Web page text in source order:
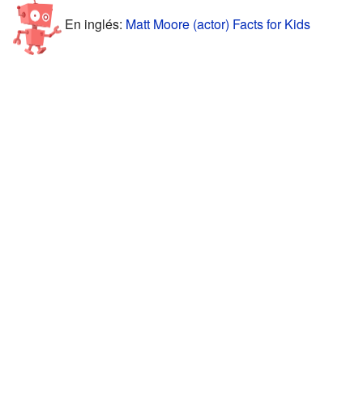
En inglés: Matt Moore (actor) Facts for Kids